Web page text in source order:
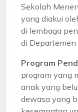
Sekolah
yang diakui
di lembaga
di Departemen
Program
program yang
anak yang
dewasa yang